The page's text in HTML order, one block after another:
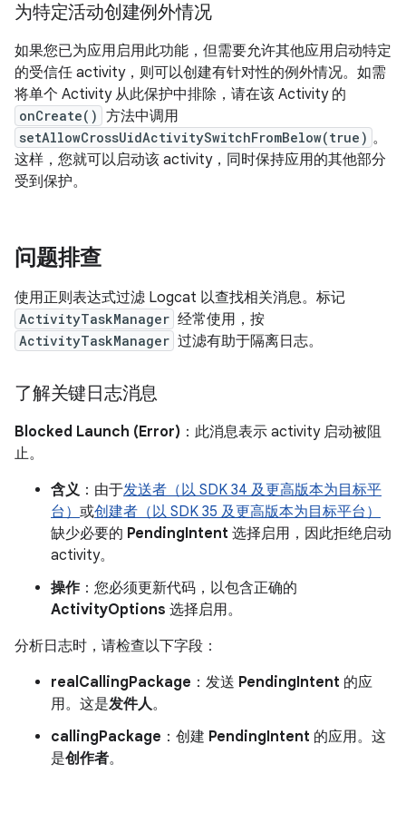
为特定活动创建例外情况
如果您已为应用启用此功能，但需要允许其他应用启动特定
的受信任 activity，则可以创建有针对性的例外情况。如需
将单个 Activity 从此保护中排除，请在该 Activity 的
onCreate() 方法中调用
setAllowCrossUidActivitySwitchFromBelow(true) 。
这样，您就可以启动该 activity，同时保持应用的其他部分
受到保护。
问题排查
使用正则表达式过滤 Logcat 以查找相关消息。标记
ActivityTaskManager 经常使用，按
ActivityTaskManager 过滤有助于隔离日志。
了解关键日志消息
Blocked Launch (Error) ：此消息表示 activity 启动被阻
止。
含义 ：由于发送者（以 SDK 34 及更高版本为目标平
台） 或创建者（以 SDK 35 及更高版本为目标平台）
缺少必要的 PendingIntent 选择启用，因此拒绝启动
activity。
操作：您必须更新代码，以包含正确的
ActivityOptions 选择启用。
分析日志时，请检查以下字段：
realCallingPackage ：发送 PendingIntent 的应
用。这是发件人。
callingPackage ：创建 PendingIntent 的应用。这
是创作者。